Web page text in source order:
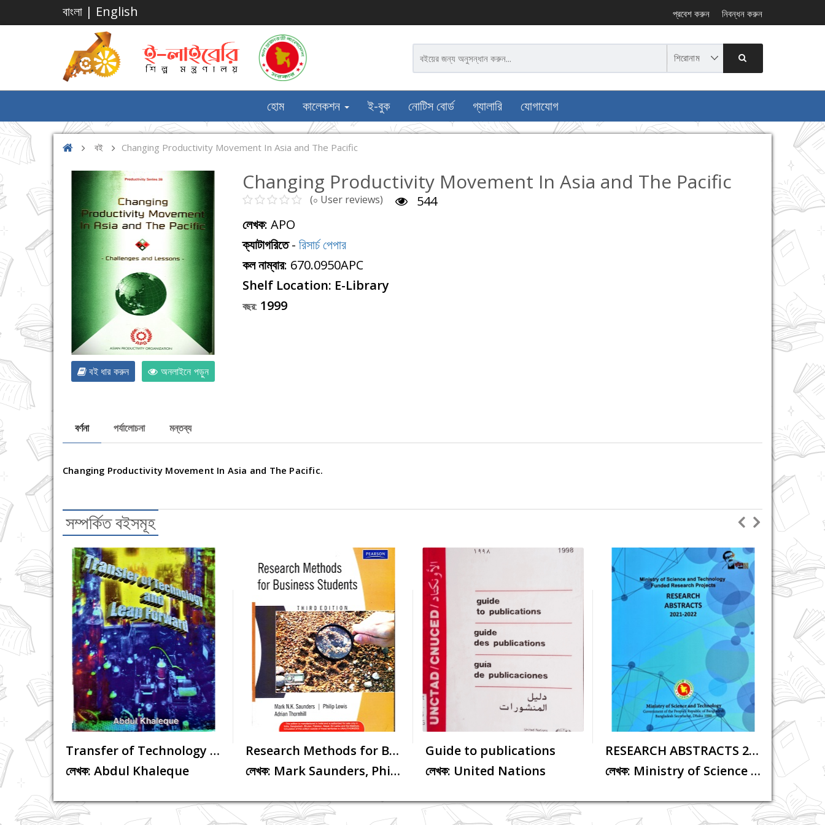
বাংলা | English প্রবেশ করুন নিবন্ধন করুন
হোম কালেকশন ই-বুক নোটিস বোর্ড গ্যালারি যোগাযোগ
বই Changing Productivity Movement In Asia and The Pacific
বই ধার করুন অনলাইনে পড়ুন
Changing Productivity Movement In Asia and The Pacific
(০ User reviews)
544
লেখক: APO
ক্যাটাগরিতে- রিসার্চ পেপার
কল নাম্বার: 670.0950APC
Shelf Location: E-Library
বছর: 1999
বর্ণনা পর্যালোচনা মন্তব্য
Changing Productivity Movement In Asia and The Pacific.
সম্পর্কিত বইসমূহ
Preparedness of training institu...
লেখক: Farkhunda Dorin,Shaikh Sa...
Transfer of Technology and Leap ...
লেখক: Abdul Khaleque
রিসার্চ...
Research Methods for Business St...
লেখক: Mark Saunders, Philip Lew...
রিসার্চ...
Guide to publications
লেখক: United Nations
রিসার্চ...
RESEARCH ABSTRACTS 2021-1022
লেখক: Ministry of Science and T...
রিসার্চ...